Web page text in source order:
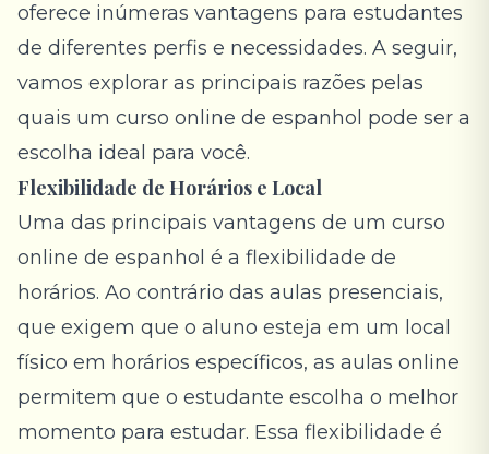
oferece inúmeras vantagens para estudantes
de diferentes perfis e necessidades. A seguir,
vamos explorar as principais razões pelas
quais um curso online de espanhol pode ser a
escolha ideal para você.
Flexibilidade de Horários e Local
Uma das principais vantagens de um curso
online de espanhol é a flexibilidade de
horários. Ao contrário das aulas presenciais,
que exigem que o aluno esteja em um local
físico em horários específicos, as aulas online
permitem que o estudante escolha o melhor
momento para estudar. Essa flexibilidade é